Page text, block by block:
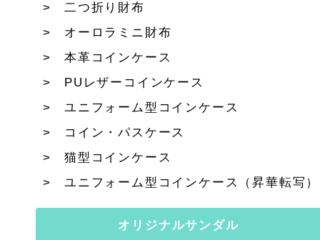
二つ折り財布
オーロラミニ財布
本革コインケース
PUレザーコインケース
ユニフォーム型コインケース
コイン・パスケース
猫型コインケース
ユニフォーム型コインケース（昇華転写）
オリジナルサンダル